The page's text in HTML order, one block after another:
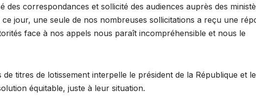
des correspondances et sollicité des audiences auprès des
jour, une seule de nos nombreuses sollicitations a reçu une
face à nos appels nous paraît incompréhensible et nous le
titres de lotissement interpelle le président de la République et le
équitable, juste à leur situation.